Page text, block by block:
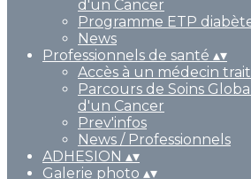
d'un Cancer
Programme ETP
News
Professionnels de santé ▴▾
Accès à un médecin
Parcours de Soins
d'un Cancer
Prev'infos
News / Professionnels
ADHESION ▴▾
Galerie photo ▴▾